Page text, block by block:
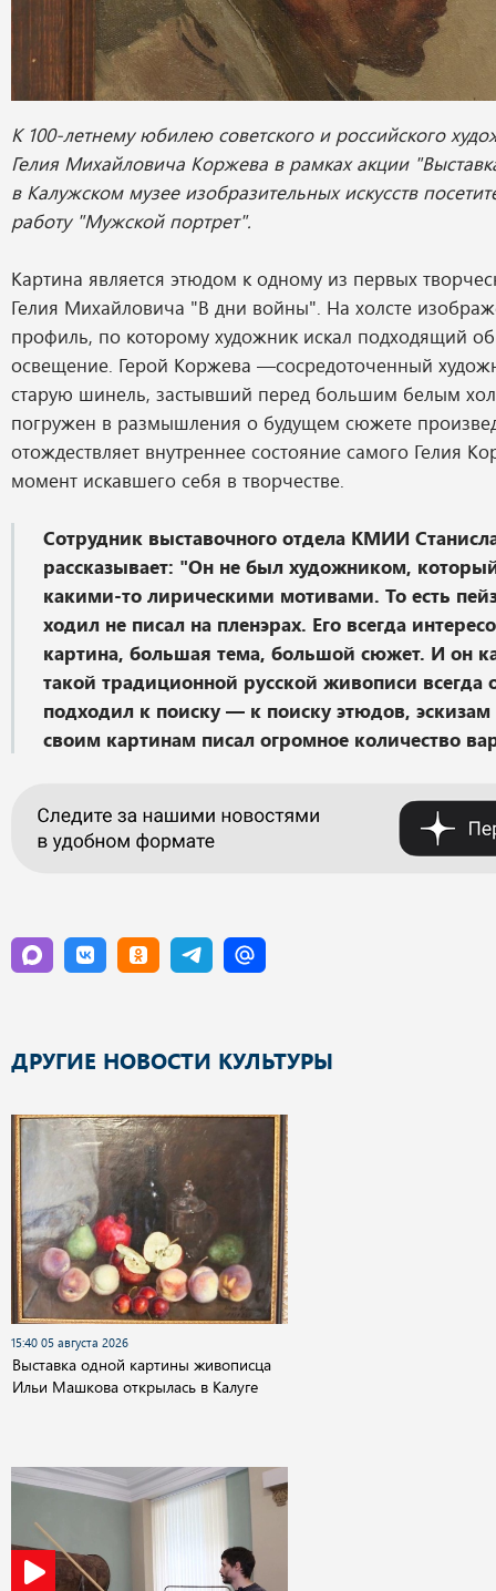
К 100-летнему юбилею советского и российского
Гелия Михайловича Коржева в рамках акции
в Калужском музее изобразительных искусств
работу "Мужской портрет".
Картина является этюдом к одному из первых
Гелия Михайловича "В дни войны". На холсте
профиль, по которому художник искал подходящий
освещение. Герой Коржева —сосредоточенный
старую шинель, застывший перед большим белым
погружен в размышления о будущем сюжете
отождествляет внутреннее состояние самого Гелия
момент искавшего себя в творчестве.
Сотрудник выставочного отдела КМИИ
рассказывает: "Он не был художником,
какими-то лирическими мотивами. То есть
ходил не писал на пленэрах. Его всегда
картина, большая тема, большой сюжет. И он
такой традиционной русской живописи всегда
подходил к поиску — к поиску этюдов,
своим картинам писал огромное количество
ДРУГИЕ НОВОСТИ КУЛЬТУРЫ
15:40 05 августа 2026
Выставка одной картины живописца
Ильи Машкова открылась в Калуге